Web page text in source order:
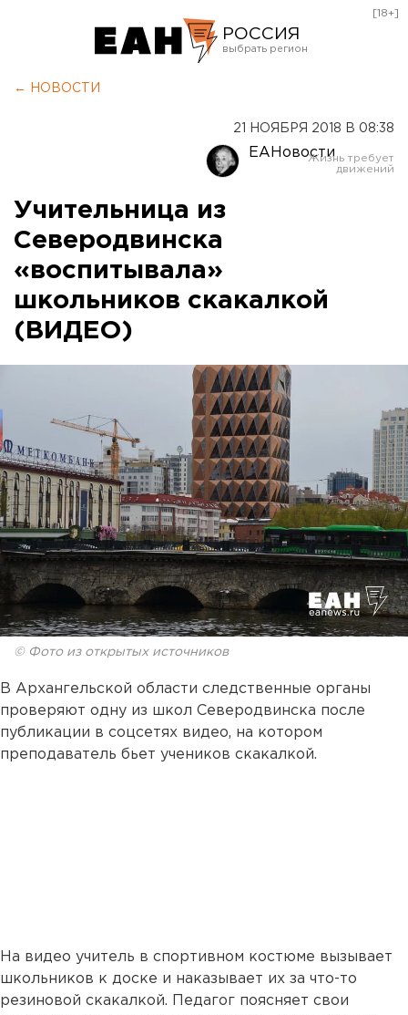
РОССИЯ
Оренбург
[18+]
← НОВОСТИ
21 НОЯБРЯ 2018 В 08:38
ЕАНовости
Учительница из
Северодвинска
«воспитывала»
школьников скакалкой
(ВИДЕО)
© Фото из открытых источников
В Архангельской области следственные органы
проверяют одну из школ Северодвинска после
публикации в соцсетях видео, на котором
преподаватель бьет учеников скакалкой.
На видео учитель в спортивном костюме вызывает
школьников к доске и наказывает их за что-то
резиновой скакалкой. Педагог поясняет свои